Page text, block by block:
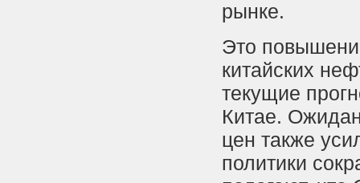
рынке.
Это
китайских
текущие
Китае.
цен также
политики